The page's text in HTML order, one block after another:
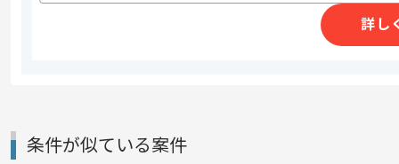
コンサルの経験を活かすことができます
スキルアップされたい方、長期的に参
詳し
条件が似ている案件